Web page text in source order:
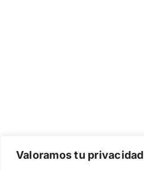
Valoramos tu privacidad